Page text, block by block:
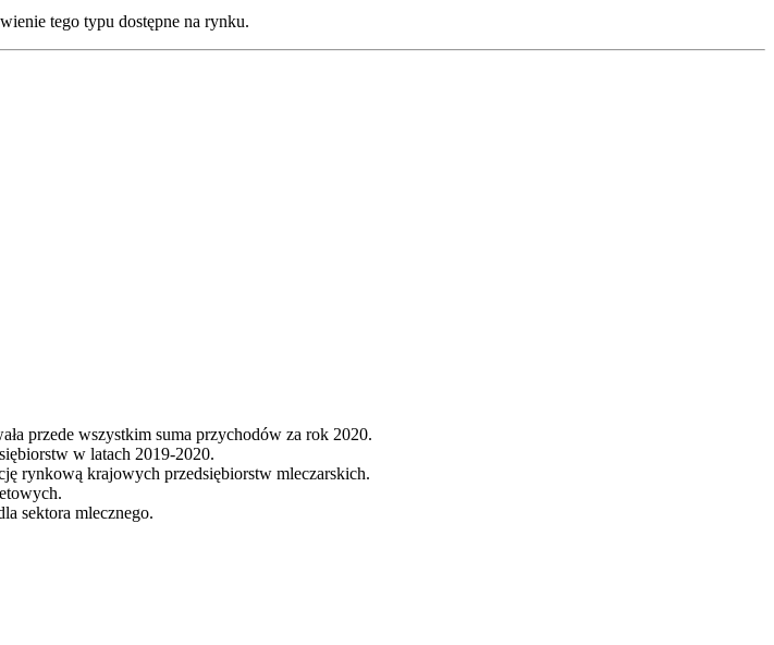
tego typu dostępne na rynku.
przede wszystkim suma przychodów za rok 2020.
w latach 2019-2020.
rynkową krajowych przedsiębiorstw mleczarskich.
sektora mlecznego.